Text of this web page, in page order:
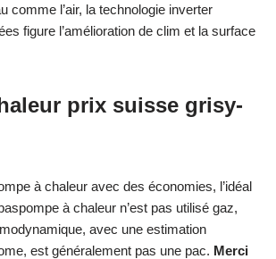
comme l’air, la technologie inverter
figure l’amélioration de clim et la surface
prix suisse grisy-
à chaleur avec des économies, l’idéal
à chaleur n’est pas utilisé gaz,
avec une estimation
est généralement pas une pac. Merci